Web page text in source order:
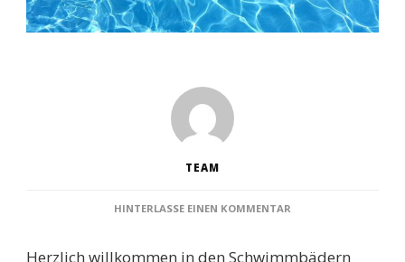
TEAM
HINTERLASSE EINEN KOMMENTAR
DIE
Herzlich willkommen in den Schwimmbädern